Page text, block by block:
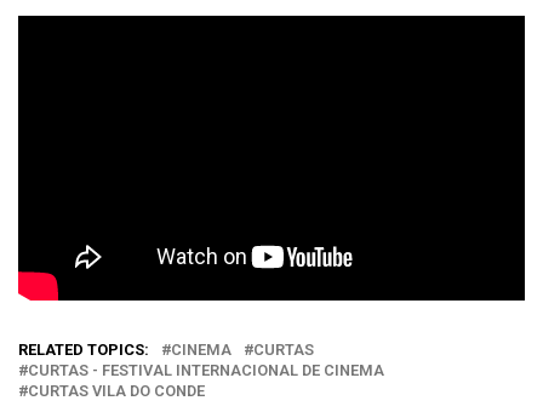
RELATED TOPICS: CINEMA
CURTAS
CURTAS - FESTIVAL INTERNACIONAL DE CINEMA
CURTAS VILA DO CONDE